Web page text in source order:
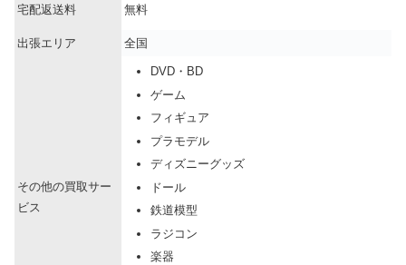
宅配返送料 無料
出張エリア 全国
その他の買取サー
ビス
DVD・BD
ゲーム
フィギュア
プラモデル
ディズニーグッズ
ドール
鉄道模型
ラジコン
楽器